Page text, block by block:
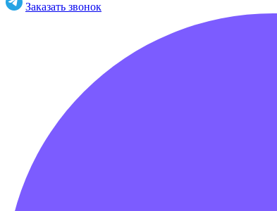
Заказать звонок